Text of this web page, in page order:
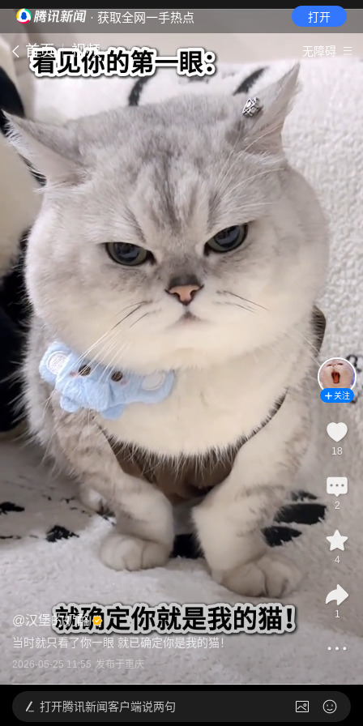
· 获取全网一手热点 打开
首页 视频 无障碍
@汉堡的奶酪
当时就只看了你一眼 就已确定你是我的猫！
2026-05-25 11:55 发布于重庆
关注
18
2
4
1
打开腾讯新闻客户端说两句